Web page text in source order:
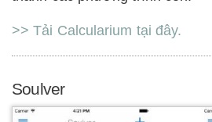
>> Tải Calcularium tại đây.
Soulver